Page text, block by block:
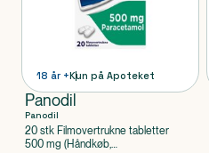
18 år +Kun på Apoteket
Panodil
Panodil
20 stk Filmovertrukne tabletter
500 mg (Håndkøb,